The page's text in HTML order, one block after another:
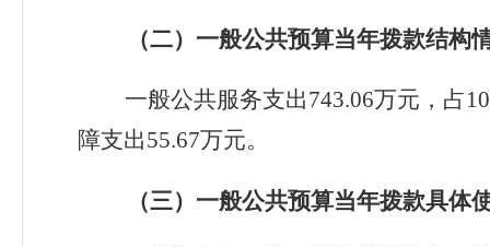
（二）一般公共预算当年拨款结构
一般公共服务支出743.06万元，占
障支出55.67万元。
（三）一般公共预算当年拨款具体